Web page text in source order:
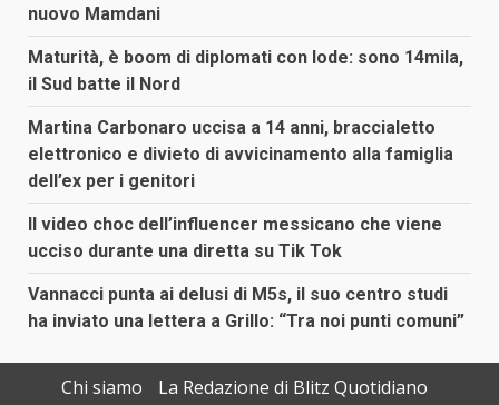
nuovo Mamdani
Maturità, è boom di diplomati con lode: sono 14mila,
il Sud batte il Nord
Martina Carbonaro uccisa a 14 anni, braccialetto
elettronico e divieto di avvicinamento alla famiglia
dell’ex per i genitori
Il video choc dell’influencer messicano che viene
ucciso durante una diretta su Tik Tok
Vannacci punta ai delusi di M5s, il suo centro studi
ha inviato una lettera a Grillo: “Tra noi punti comuni”
Chi siamo
La Redazione di Blitz Quotidiano